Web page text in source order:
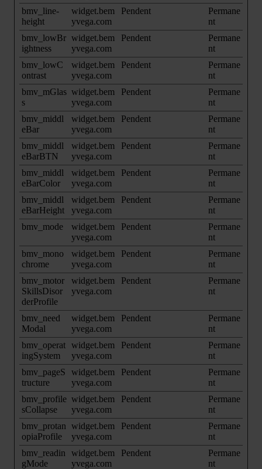
bmv_line-
height
widget.bem
yvega.com
Pendent
Permane
nt
bmv_lowBr
ightness
widget.bem
yvega.com
Pendent
Permane
nt
bmv_lowC
ontrast
widget.bem
yvega.com
Pendent
Permane
nt
bmv_mGlas
s
widget.bem
yvega.com
Pendent
Permane
nt
bmv_middl
eBar
widget.bem
yvega.com
Pendent
Permane
nt
bmv_middl
eBarBTN
widget.bem
yvega.com
Pendent
Permane
nt
bmv_middl
eBarColor
widget.bem
yvega.com
Pendent
Permane
nt
bmv_middl
eBarHeight
widget.bem
yvega.com
Pendent
Permane
nt
bmv_mode
widget.bem
yvega.com
Pendent
Permane
nt
bmv_mono
chrome
widget.bem
yvega.com
Pendent
Permane
nt
bmv_motor
SkillsDisor
derProfile
widget.bem
yvega.com
Pendent
Permane
nt
bmv_need
Modal
widget.bem
yvega.com
Pendent
Permane
nt
bmv_operat
ingSystem
widget.bem
yvega.com
Pendent
Permane
nt
bmv_pageS
tructure
widget.bem
yvega.com
Pendent
Permane
nt
bmv_profile
sCollapse
widget.bem
yvega.com
Pendent
Permane
nt
bmv_protan
opiaProfile
widget.bem
yvega.com
Pendent
Permane
nt
bmv_readin
gMode
widget.bem
yvega.com
Pendent
Permane
nt